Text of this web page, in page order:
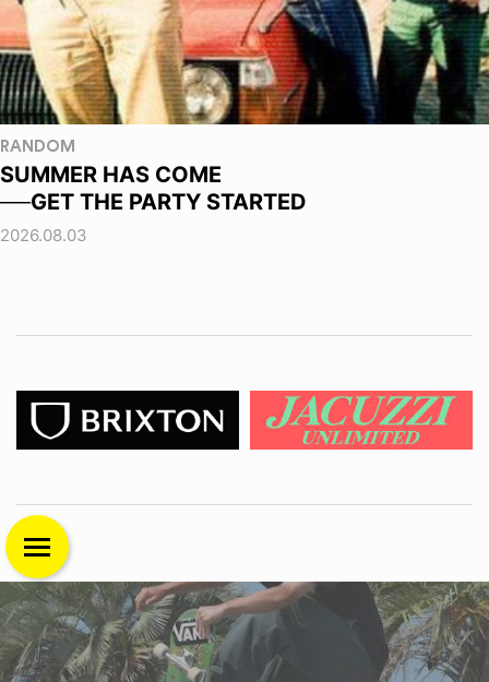
RANDOM
SUMMER HAS COME
──GET THE PARTY STARTED
2026.08.03